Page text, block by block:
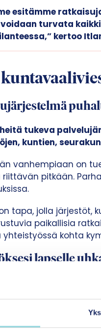
esitämme
turvata
kertoo
tukeva
kuntien,
vanhempiaan on
riittävän pitkään.
tapa, jolla järjestöt,
paikallisia
yhteistyössä kohta
lapselle
ratkaisujen